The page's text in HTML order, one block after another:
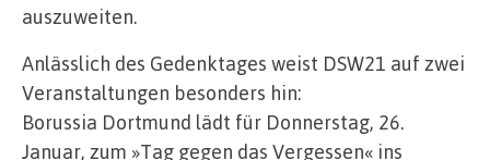
auszuweiten.
Anlässlich des Gedenktages weist DSW21 auf zwei
Veranstaltungen besonders hin:
Borussia Dortmund lädt für Donnerstag, 26.
Januar, zum »Tag gegen das Vergessen« ins